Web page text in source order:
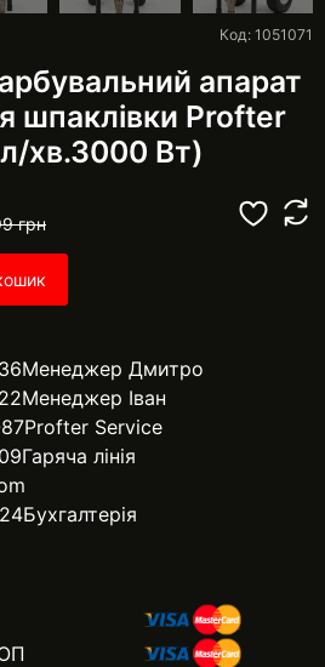
апарат
шпаклівки Profter
хв.3000 Вт)
Код: 1051071
грн
Менеджер Дмитро
Менеджер Іван
Profter Service
Гаряча лінія
Бухгалтерія